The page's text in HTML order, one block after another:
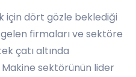
için dört gözle beklediği
gelen firmaları ve sektöre
çatı altında
sektörünün lider